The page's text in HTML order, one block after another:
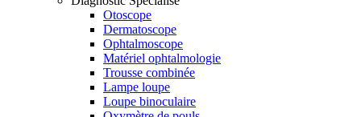
Otoscope
Dermatoscope
Ophtalmoscope
Matériel ophtalmologie
Trousse combinée
Lampe loupe
Loupe binoculaire